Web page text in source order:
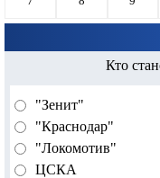
Кто
"Зенит"
"Краснодар"
"Локомотив"
ЦСКА